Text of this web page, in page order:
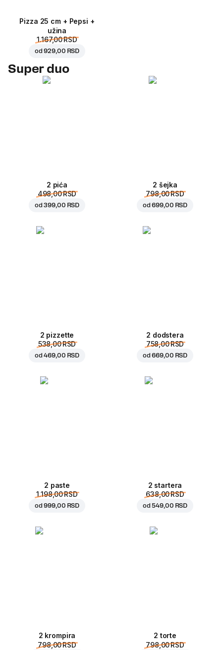
Pizza 25 cm + Pepsi +
užina
1.167,00 RSD
od929,00 RSD
Super duo
2 pića
498,00 RSD
od399,00 RSD
2 šejka
798,00 RSD
od699,00 RSD
2 pizzette
538,00 RSD
od469,00 RSD
2 dodstera
758,00 RSD
od669,00 RSD
2 paste
1.198,00 RSD
od999,00 RSD
2 startera
638,00 RSD
od549,00 RSD
2 krompira
798,00 RSD
2 torte
798,00 RSD